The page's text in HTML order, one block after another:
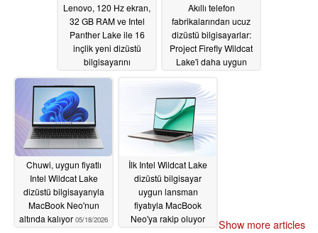
Lenovo, 120 Hz ekran,
32 GB RAM ve Intel
Panther Lake ile 16
inçlik yeni dizüstü
bilgisayarını
uluslararası olarak
piyasaya sürdü
05/19/2026
Akıllı telefon
fabrikalarından ucuz
dizüstü bilgisayarlar:
Project Firefly Wildcat
Lake'i daha uygun
hedefliyor
Chuwi, uygun fiyatlı
Intel Wildcat Lake
dizüstü bilgisayarıyla
MacBook Neo'nun
altında kalıyor 05/18/2026
İlk Intel Wildcat Lake
dizüstü bilgisayar
uygun lansman
fiyatıyla MacBook
Neo'ya rakip oluyor
Show more articles